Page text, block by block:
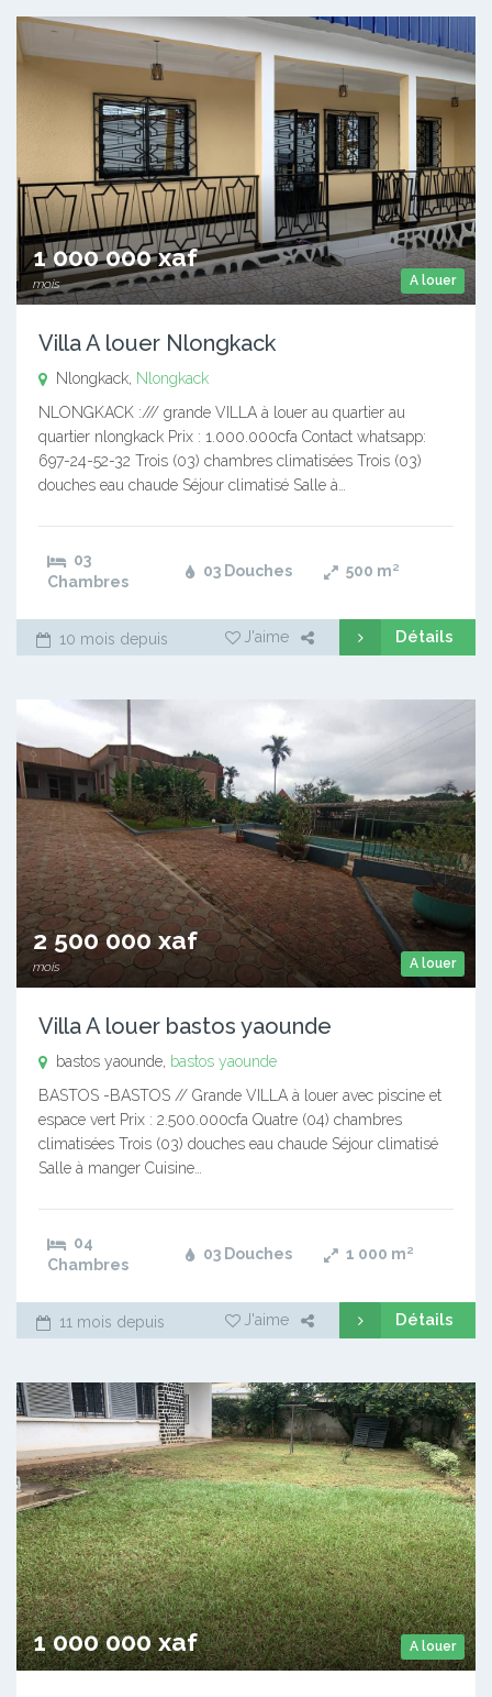
A louer
1 000 000 xaf
mois
Villa A louer Nlongkack
Nlongkack, Nlongkack
NLONGKACK :/// grande VILLA à louer au quartier au
quartier nlongkack Prix : 1.000.000cfa Contact whatsapp:
697-24-52-32 Trois (03) chambres climatisées Trois (03)
douches eau chaude Séjour climatisé Salle à…
03
Chambres
03 Douches 500 m²
10 mois depuis J'aime Détails
A louer
2 500 000 xaf
mois
Villa A louer bastos yaounde
bastos yaounde, bastos yaounde
BASTOS -BASTOS // Grande VILLA à louer avec piscine et
espace vert Prix : 2.500.000cfa Quatre (04) chambres
climatisées Trois (03) douches eau chaude Séjour climatisé
Salle à manger Cuisine…
04
Chambres
03 Douches 1 000 m²
11 mois depuis J'aime Détails
A louer
1 000 000 xaf